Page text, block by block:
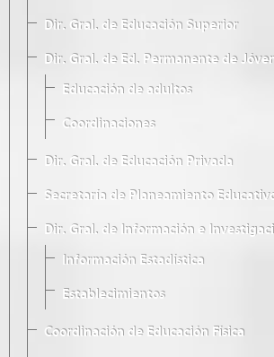
Dir. Gral. de Educación Superior
Dir. Gral. de Ed. Permanente de
Educación de adultos
Coordinaciones
Dir. Gral. de Educación Privada
Secretaría de Planeamiento
Dir. Gral. de Información e
Información Estadística
Establecimientos
Coordinación de Educación Física